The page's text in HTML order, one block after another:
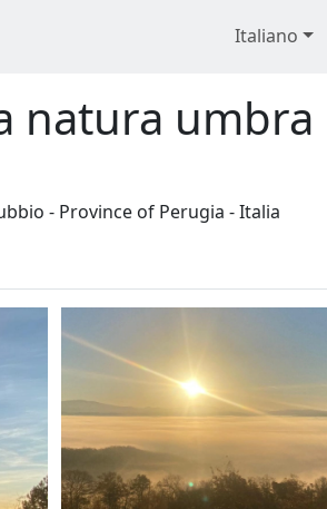
Italiano
natura umbra
- Province of Perugia - Italia